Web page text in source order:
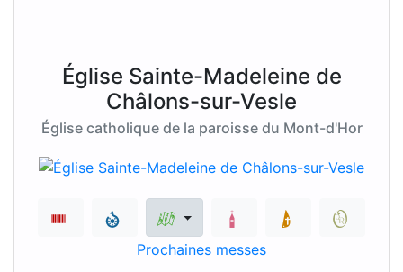
Église Sainte-Madeleine de
Châlons-sur-Vesle
Église catholique de la paroisse du Mont-d'Hor
Prochaines messes